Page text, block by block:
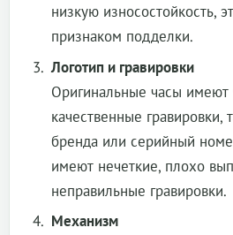
низкую износостойкость,
признаком подделки.
Логотип и гравировки
Оригинальные часы имеют
качественные гравировки,
бренда или серийный
имеют нечеткие, плохо
неправильные гравировки.
Механизм